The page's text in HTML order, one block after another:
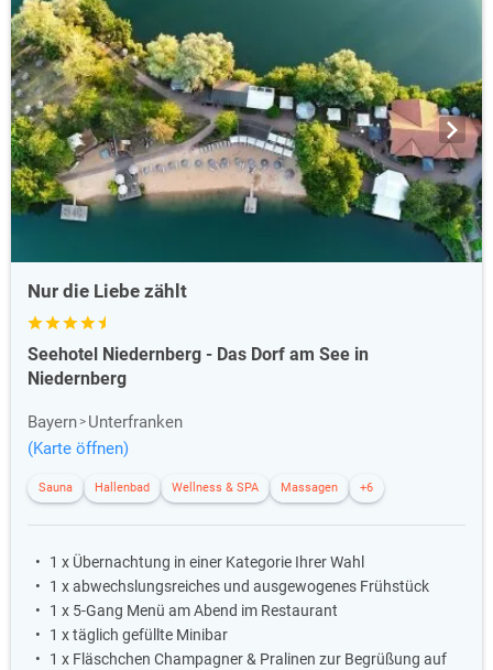
Nur die Liebe zählt
Seehotel Niedernberg - Das Dorf am See in
Niedernberg
Bayern
Unterfranken
(Karte öffnen)
Sauna Hallenbad Wellness & SPA Massagen +6
1 x Übernachtung in einer Kategorie Ihrer Wahl
1 x abwechslungsreiches und ausgewogenes Frühstück
1 x 5-Gang Menü am Abend im Restaurant
1 x täglich gefüllte Minibar
1 x Fläschchen Champagner & Pralinen zur Begrüßung auf